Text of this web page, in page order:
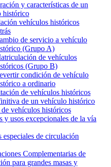
y características de un
histórico
vehículos históricos
de servicio a vehículo
(Grupo A)
de vehículos
(Grupo B)
condición de vehículo
a ordinario
de vehículos históricos
de un vehículo histórico
vehículos históricos
y usos excepcionales de la vía
especiales de circulación
Complementarias de
para grandes masas y